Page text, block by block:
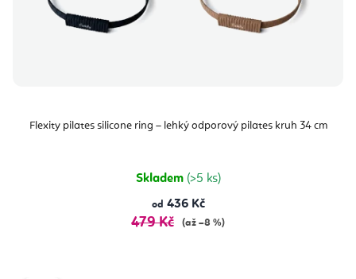
Flexity pilates silicone ring – lehký odporový pilates kruh 34 cm
Skladem (>5 ks)
od 436 Kč
479 Kč (až –8 %)